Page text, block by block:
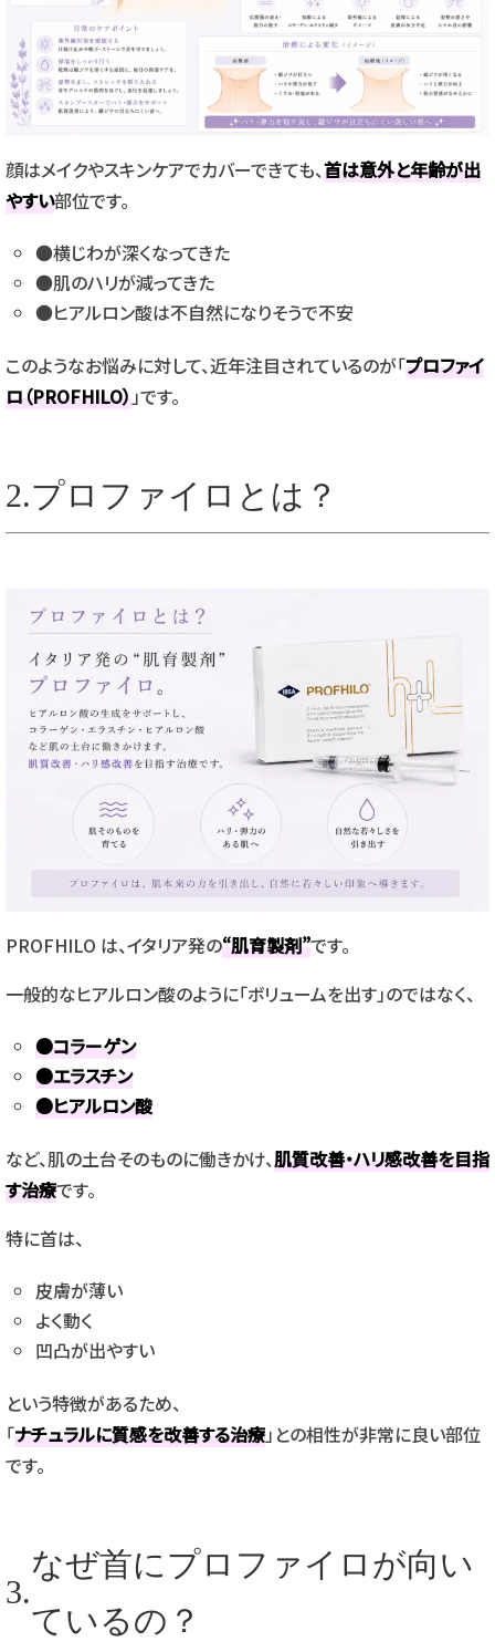
顔はメイクやスキンケアでカバーできても、首は意外と年齢が出
やすい部位です。
●横じわが深くなってきた
●肌のハリが減ってきた
●ヒアルロン酸は不自然になりそうで不安
このようなお悩みに対して、近年注目されているのが「プロファイ
ロ（PROFHILO）」です。
2.プロファイロとは？
PROFHILO は、イタリア発の“肌育製剤”です。
一般的なヒアルロン酸のように「ボリュームを出す」のではなく、
●コラーゲン
●エラスチン
●ヒアルロン酸
など、肌の土台そのものに働きかけ、肌質改善・ハリ感改善を目指
す治療です。
特に首は、
皮膚が薄い
よく動く
凹凸が出やすい
という特徴があるため、
「ナチュラルに質感を改善する治療」との相性が非常に良い部位
です。
3.
なぜ首にプロファイロが向い
ているの？